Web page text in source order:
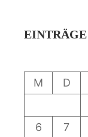
EINTRÄGE
M
D
6
7